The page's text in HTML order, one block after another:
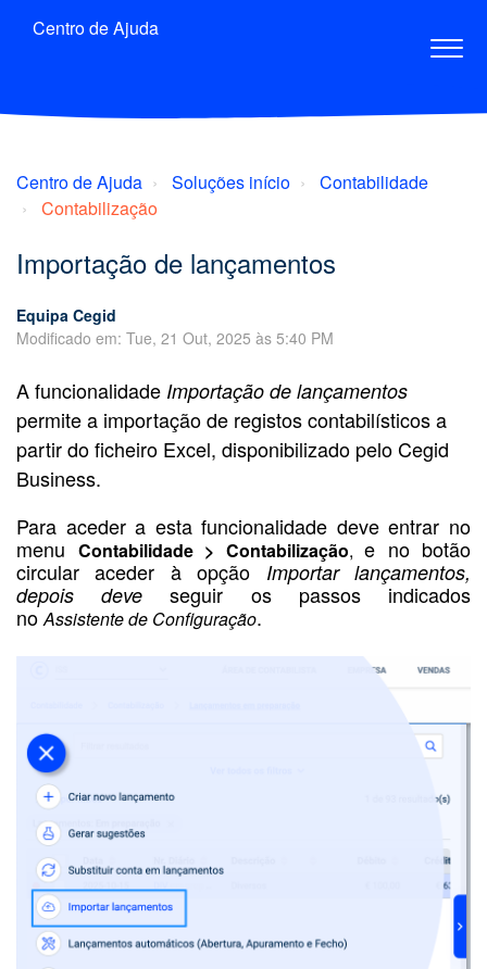
Centro de Ajuda
Centro de Ajuda Soluções início
Contabilidade
Contabilização
Importação de lançamentos
Equipa Cegid
Modificado em: Tue, 21 Out, 2025 às 5:40 PM
A funcionalidade Importação de lançamentos
permite a importação de registos contabilísticos a
partir do ficheiro Excel, disponibilizado pelo Cegid
Business.
Para aceder a esta funcionalidade deve entrar no
menu Contabilidade > Contabilização, e no botão
circular aceder à opção Importar lançamentos,
depois deveseguir os passos indicados
noAssistente de Configuração.